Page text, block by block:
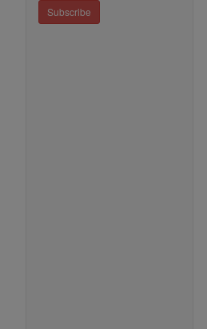
Subscribe